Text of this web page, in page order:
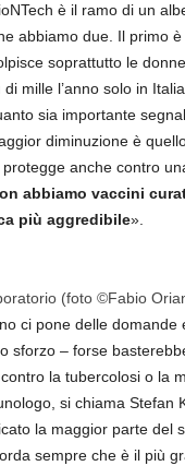
è il ramo di un
abbiamo due. Il primo
soprattutto le
mille l’anno solo in
sia importante
diminuzione è
anche contro
abbiamo vaccini
più aggredibile».
(foto ©Fabio
ci pone delle domande
sforzo – forse
la tubercolosi o la
si chiama Stefan
la maggior parte del
sempre che è il più